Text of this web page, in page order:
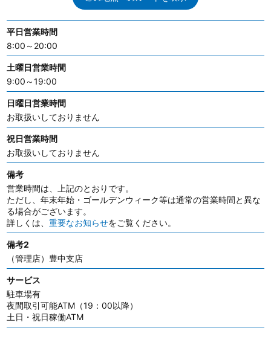
平日営業時間
8:00～20:00
土曜日営業時間
9:00～19:00
日曜日営業時間
お取扱いしておりません
祝日営業時間
お取扱いしておりません
備考
営業時間は、上記のとおりです。
ただし、年末年始・ゴールデンウィーク等は通常の営業時間と異な
る場合がございます。
詳しくは、 重要なお知らせをご覧ください。
備考2
（管理店）豊中支店
サービス
駐車場有
夜間取引可能ATM（19：00以降）
土日・祝日稼働ATM